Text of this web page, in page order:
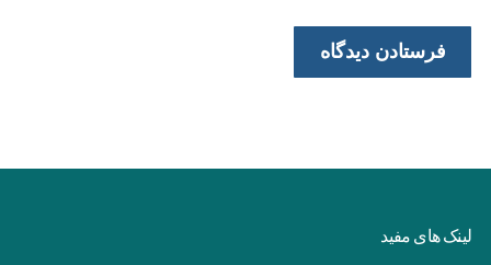
لینک های مفید